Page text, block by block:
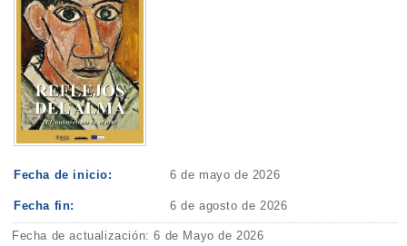
Fecha de inicio: 6 de mayo de 2026
Fecha fin: 6 de agosto de 2026
Fecha de actualización: 6 de Mayo de 2026